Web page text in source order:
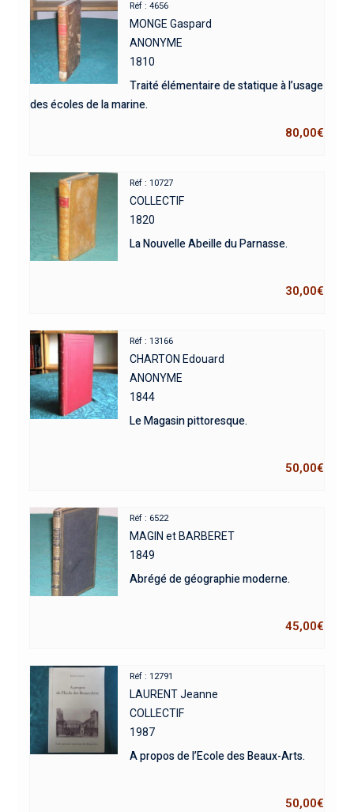
Réf : 4656
MONGE Gaspard
ANONYME
1810
Traité élémentaire de statique à l’usage
des écoles de la marine.
80,00€
Réf : 10727
COLLECTIF
1820
La Nouvelle Abeille du Parnasse.
30,00€
Réf : 13166
CHARTON Edouard
ANONYME
1844
Le Magasin pittoresque.
50,00€
Réf : 6522
MAGIN et BARBERET
1849
Abrégé de géographie moderne.
45,00€
Réf : 12791
LAURENT Jeanne
COLLECTIF
1987
A propos de l’Ecole des Beaux-Arts.
50,00€